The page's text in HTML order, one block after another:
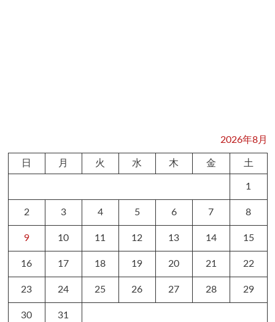
2026年8月
日 月 火 水 木 金 土
1
2 3 4 5 6 7 8
9 10 11 12 13 14 15
16 17 18 19 20 21 22
23 24 25 26 27 28 29
30 31